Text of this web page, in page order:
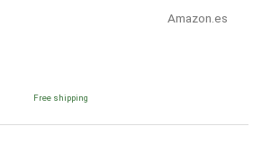
Amazon.es
Free shipping